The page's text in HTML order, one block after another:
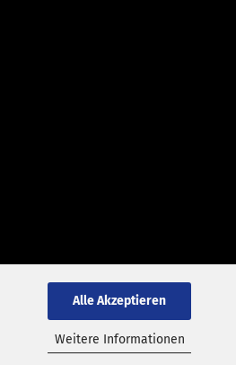
Alle Akzeptieren
Weitere Informationen